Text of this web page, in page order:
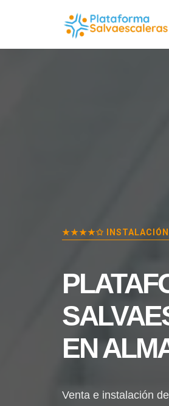
★★★★✩ INSTALACIÓN
EN
Venta e instalación de